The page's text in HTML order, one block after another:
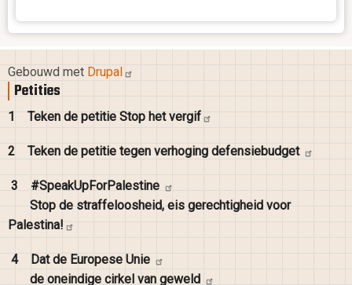
Gebouwd met Drupal
Petities
1 Teken de petitie Stop hetvergif
2 Teken de petitie tegen verhoging defensiebudget
3
#SpeakUpForPalestine
Stop de straffeloosheid, eis gerechtigheid voor
Palestina!
4 Dat de Europese Unie
de oneindige cirkel van geweld